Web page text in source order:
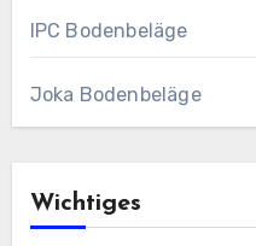
IPC Bodenbeläge
Joka Bodenbeläge
Wichtiges